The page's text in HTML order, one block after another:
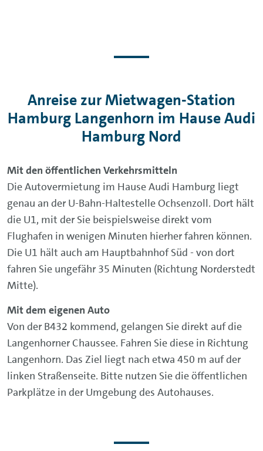
Anreise zur Mietwagen-Station
Hamburg Langenhorn im Hause Audi
Hamburg Nord
Mit den öffentlichen Verkehrsmitteln
Die Autovermietung im Hause Audi Hamburg liegt
genau an der U-Bahn-Haltestelle Ochsenzoll. Dort hält
die U1, mit der Sie beispielsweise direkt vom
Flughafen in wenigen Minuten hierher fahren können.
Die U1 hält auch am Hauptbahnhof Süd - von dort
fahren Sie ungefähr 35 Minuten (Richtung Norderstedt
Mitte).
Mit dem eigenen Auto
Von der B432 kommend, gelangen Sie direkt auf die
Langenhorner Chaussee. Fahren Sie diese in Richtung
Langenhorn. Das Ziel liegt nach etwa 450 m auf der
linken Straßenseite. Bitte nutzen Sie die öffentlichen
Parkplätze in der Umgebung des Autohauses.